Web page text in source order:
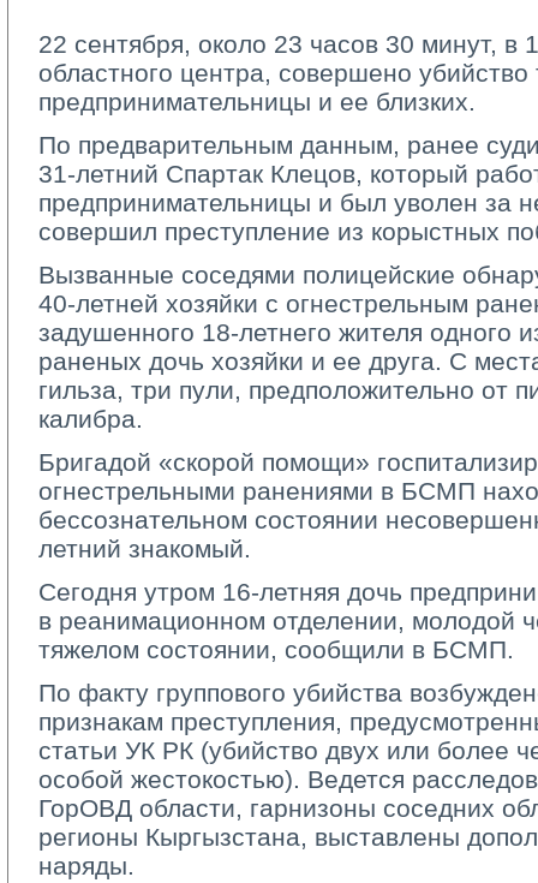
22 сентября, около 23 часов 30 минут, в
областного центра, совершено убийство
предпринимательницы и ее близких.
По предварительным данным, ранее
31-летний Спартак Клецов, который
предпринимательницы и был уволен за
совершил преступление из корыстных
Вызванные соседями полицейские
40-летней хозяйки с огнестрельным
задушенного 18-летнего жителя одного
раненых дочь хозяйки и ее друга. С
гильза, три пули, предположительно от
калибра.
Бригадой «скорой помощи»
огнестрельными ранениями в БСМП
бессознательном состоянии
летний знакомый.
Сегодня утром 16-летняя дочь
в реанимационном отделении, молодой
тяжелом состоянии, сообщили в БСМП.
По факту группового убийства
признакам преступления,
статьи УК РК (убийство двух или более
особой жестокостью). Ведется
ГорОВД области, гарнизоны соседних
регионы Кыргызстана, выставлены
наряды.